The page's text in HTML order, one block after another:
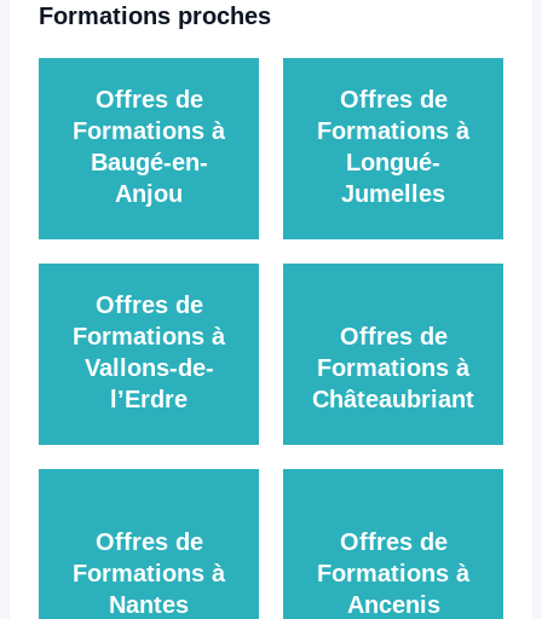
Formations proches
Offres de
Formations à
Baugé-en-
Anjou
Offres de
Formations à
Longué-
Jumelles
Offres de
Formations à
Vallons-de-
l’Erdre
Offres de
Formations à
Châteaubriant
Offres de
Formations à
Nantes
Offres de
Formations à
Ancenis